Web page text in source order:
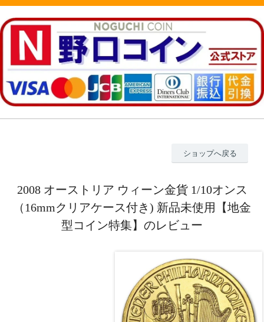
ショップへ戻る
2008 オーストリア ウィーン金貨 1/10オンス
（16mmクリアケース付き) 新品未使用【地金
型コイン特集】のレビュー